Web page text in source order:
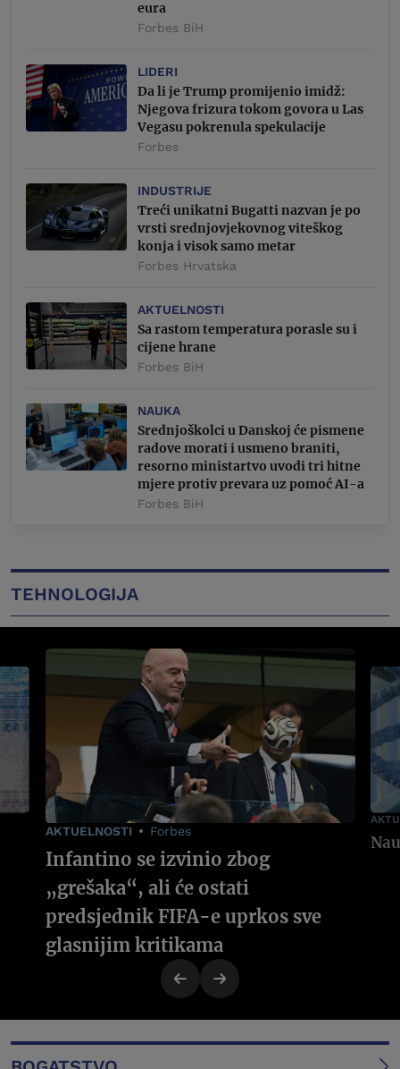
eura
Forbes BiH
LIDERI
Da li je Trump promijenio imidž:
Njegova frizura tokom govora u Las
Vegasu pokrenula spekulacije
Forbes
INDUSTRIJE
Treći unikatni Bugatti nazvan je po
vrsti srednjovjekovnog viteškog
konja i visok samo metar
Forbes Hrvatska
AKTUELNOSTI
Sa rastom temperatura porasle su i
cijene hrane
Forbes BiH
NAUKA
Srednjoškolci u Danskoj će pismene
radove morati i usmeno braniti,
resorno ministartvo uvodi tri hitne
mjere protiv prevara uz pomoć AI-a
Forbes BiH
TEHNOLOGIJA
AKTUELNOSTI Forbes
Infantino se izvinio zbog
„grešaka“, ali će ostati
predsjednik FIFA-e uprkos sve
glasnijim kritikama